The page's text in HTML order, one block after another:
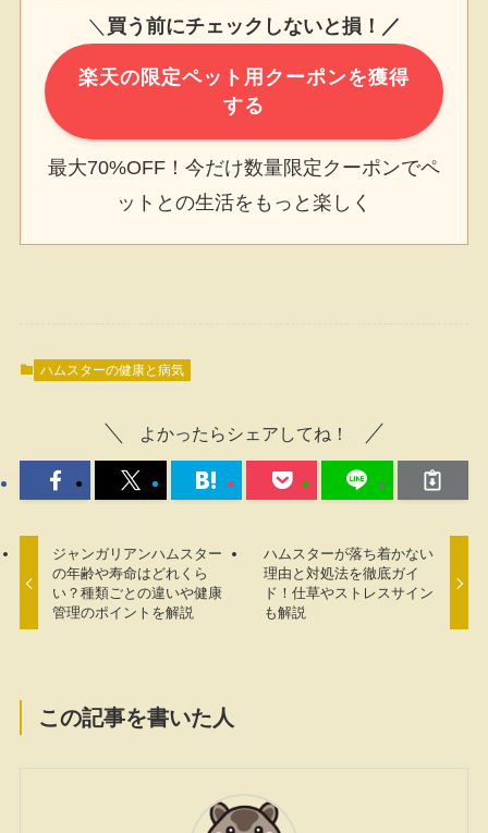
＼ 買う前にチェックしないと損！／
楽天の限定ペット用クーポンを獲得
する
最大70%OFF！今だけ数量限定クーポンでペ
ットとの生活をもっと楽しく
ハムスターの健康と病気
よかったらシェアしてね！
ジャンガリアンハムスター
の年齢や寿命はどれくら
い？種類ごとの違いや健康
管理のポイントを解説
ハムスターが落ち着かない
理由と対処法を徹底ガイ
ド！仕草やストレスサイン
も解説
この記事を書いた人